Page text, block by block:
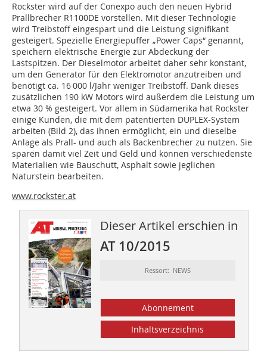
Rockster wird auf der Conexpo auch den neuen Hybrid
Prallbrecher R1100DE vorstellen. Mit dieser Technologie
wird Treibstoff eingespart und die Leistung signifikant
gesteigert. Spezielle Energiepuffer „Power Caps“ genannt,
speichern elektrische Energie zur Abdeckung der
Lastspitzen. Der Dieselmotor arbeitet daher sehr konstant,
um den Generator für den Elektromotor anzutreiben und
benötigt ca. 16 000 l/Jahr weniger Treibstoff. Dank dieses
zusätzlichen 190 kW Motors wird außerdem die Leistung um
etwa 30 % gesteigert. Vor allem in Südamerika hat Rockster
einige Kunden, die mit dem patentierten DUPLEX-System
arbeiten (Bild 2), das ihnen ermöglicht, ein und dieselbe
Anlage als Prall- und auch als Backenbrecher zu nutzen. Sie
sparen damit viel Zeit und Geld und können verschiedenste
Materialien wie Bauschutt, Asphalt sowie jeglichen
Naturstein bearbeiten.
www.rockster.at
Dieser Artikel erschien in
AT 10/2015
Ressort: NEWS
Abonnement
Inhaltsverzeichnis